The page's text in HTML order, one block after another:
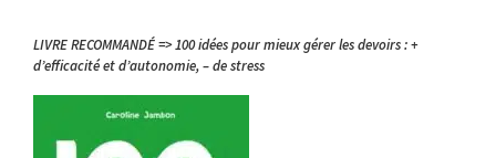
LIVRE RECOMMANDÉ => 100 idées pour mieux gérer les devoirs : +
d’efficacité et d’autonomie, – de stress